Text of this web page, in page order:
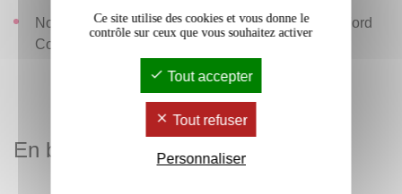
Nosferatu de F.W. Murnau et Dracula de Francis Ford
Coppola
En bref
Ce site utilise des cookies et vous donne le
contrôle sur ceux que vous souhaitez activer
Tout accepter
Tout refuser
Personnaliser